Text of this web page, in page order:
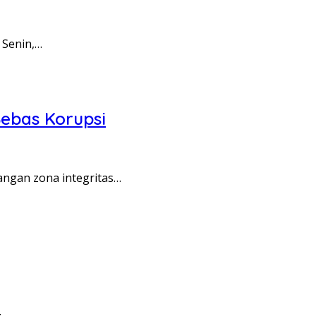
Korupsi
zona integritas…